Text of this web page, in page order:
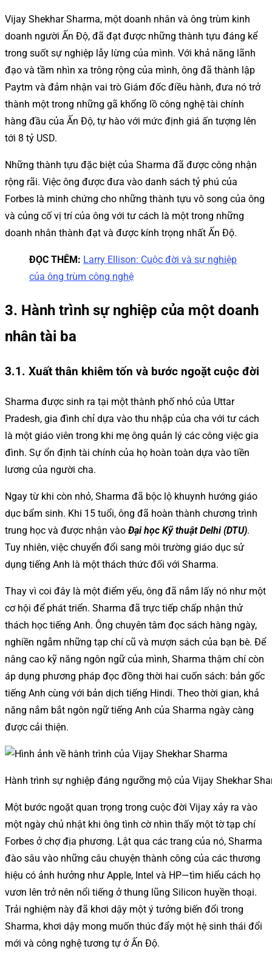
Vijay Shekhar Sharma, một doanh nhân và ông trùm kinh
doanh người Ấn Độ, đã đạt được những thành tựu đáng kể
trong suốt sự nghiệp lẫy lừng của mình. Với khả năng lãnh
đạo và tầm nhìn xa trông rộng của mình, ông đã thành lập
Paytm và đảm nhận vai trò Giám đốc điều hành, đưa nó trở
thành một trong những gã khổng lồ công nghệ tài chính
hàng đầu của Ấn Độ, tự hào với mức định giá ấn tượng lên
tới 8 tỷ USD.
Những thành tựu đặc biệt của Sharma đã được công nhận
rộng rãi. Việc ông được đưa vào danh sách tỷ phú của
Forbes là minh chứng cho những thành tựu vô song của ông
và củng cố vị trí của ông với tư cách là một trong những
doanh nhân thành đạt và được kính trọng nhất Ấn Độ.
ĐỌC THÊM: Larry Ellison: Cuộc đời và sự nghiệp
của ông trùm công nghệ
3. Hành trình sự nghiệp của một doanh
nhân tài ba
3.1. Xuất thân khiêm tốn và bước ngoặt cuộc đời
Sharma được sinh ra tại một thành phố nhỏ của Uttar
Pradesh, gia đình chỉ dựa vào thu nhập của cha với tư cách
là một giáo viên trong khi mẹ ông quản lý các công việc gia
đình. Sự ổn định tài chính của họ hoàn toàn dựa vào tiền
lương của người cha.
Ngay từ khi còn nhỏ, Sharma đã bộc lộ khuynh hướng giáo
dục bẩm sinh. Khi 15 tuổi, ông đã hoàn thành chương trình
trung học và được nhận vào Đại học Kỹ thuật Delhi (DTU).
Tuy nhiên, việc chuyển đổi sang môi trường giáo dục sử
dụng tiếng Anh là một thách thức đối với Sharma.
Thay vì coi đây là một điểm yếu, ông đã nắm lấy nó như một
cơ hội để phát triển. Sharma đã trực tiếp chấp nhận thử
thách học tiếng Anh. Ông chuyên tâm đọc sách hàng ngày,
nghiền ngẫm những tạp chí cũ và mượn sách của bạn bè. Để
nâng cao kỹ năng ngôn ngữ của mình, Sharma thậm chí còn
áp dụng phương pháp đọc đồng thời hai cuốn sách: bản gốc
tiếng Anh cùng với bản dịch tiếng Hindi. Theo thời gian, khả
năng nắm bắt ngôn ngữ tiếng Anh của Sharma ngày càng
được cải thiện.
Hành trình sự nghiệp đáng ngưỡng mộ của Vijay Shekhar
Một bước ngoặt quan trọng trong cuộc đời Vijay xảy ra vào
một ngày chủ nhật khi ông tình cờ nhìn thấy một tờ tạp chí
Forbes ở chợ địa phương. Lật qua các trang của nó, Sharma
đào sâu vào những câu chuyện thành công của các thương
hiệu có ảnh hưởng như Apple, Intel và HP—tìm hiểu cách họ
vươn lên trở nên nổi tiếng ở thung lũng Silicon huyền thoại.
Trải nghiệm này đã khơi dậy một ý tưởng biến đổi trong
Sharma, khơi dậy mong muốn thúc đẩy một hệ sinh thái đổi
mới và công nghệ tương tự ở Ấn Độ.